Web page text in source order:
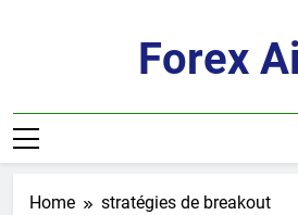
Forex
Home stratégies de breakout